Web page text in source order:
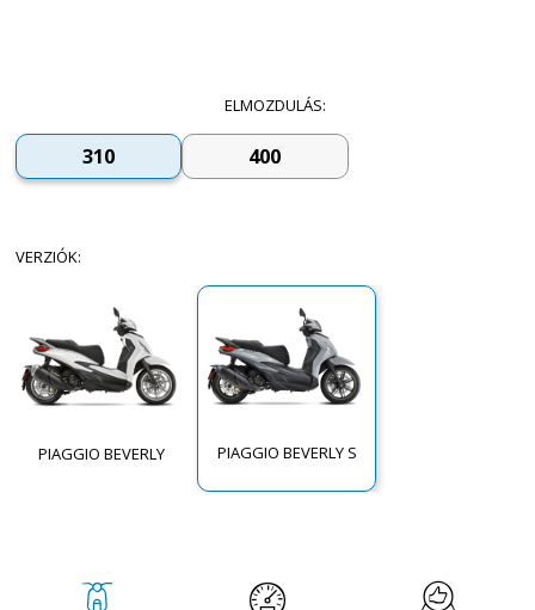
ELMOZDULÁS:
310 400
VERZIÓK:
PIAGGIO BEVERLY PIAGGIO BEVERLY S